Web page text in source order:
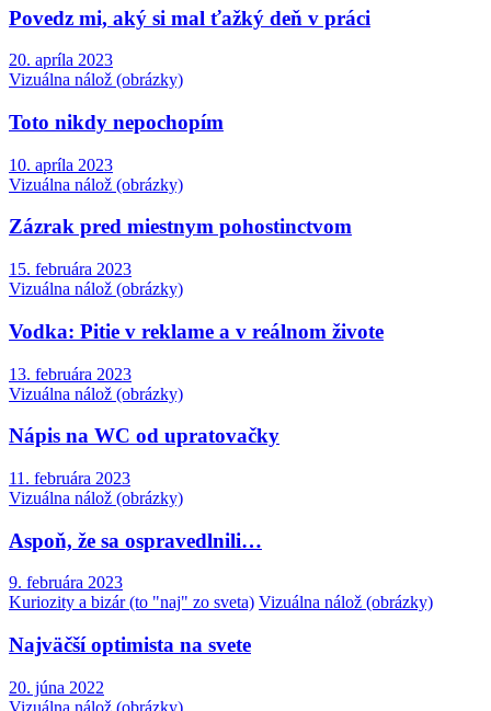
Povedz mi, aký si mal ťažký deň v práci
20. apríla 2023
Vizuálna nálož (obrázky)
Toto nikdy nepochopím
10. apríla 2023
Vizuálna nálož (obrázky)
Zázrak pred miestnym pohostinctvom
15. februára 2023
Vizuálna nálož (obrázky)
Vodka: Pitie v reklame a v reálnom živote
13. februára 2023
Vizuálna nálož (obrázky)
Nápis na WC od upratovačky
11. februára 2023
Vizuálna nálož (obrázky)
Aspoň, že sa ospravedlnili…
9. februára 2023
Kuriozity a bizár (to "naj" zo sveta) Vizuálna nálož (obrázky)
Najväčší optimista na svete
20. júna 2022
Vizuálna nálož (obrázky)